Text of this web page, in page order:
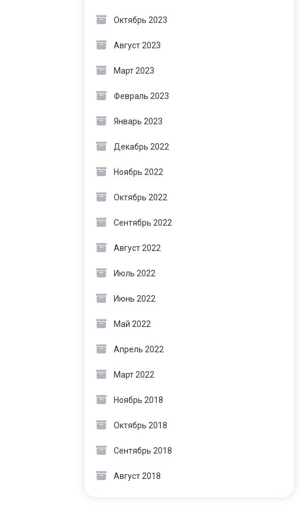
Октябрь 2023
Август 2023
Март 2023
Февраль 2023
Январь 2023
Декабрь 2022
Ноябрь 2022
Октябрь 2022
Сентябрь 2022
Август 2022
Июль 2022
Июнь 2022
Май 2022
Апрель 2022
Март 2022
Ноябрь 2018
Октябрь 2018
Сентябрь 2018
Август 2018